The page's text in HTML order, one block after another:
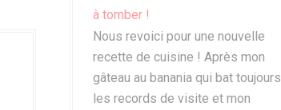
à tomber !
Nous revoici pour une nouvelle
recette de cuisine ! Après mon
gâteau au banania qui bat toujours
les records de visite et mon